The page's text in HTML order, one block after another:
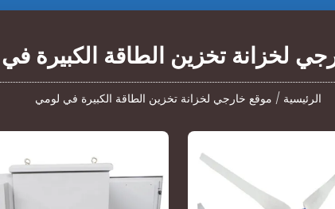
لخزانة تخزين الطاقة الكبيرة
الرئيسية / موقع خارجي لخزانة تخزين الطاقة الكبيرة في لومي